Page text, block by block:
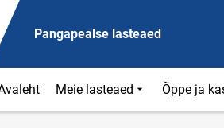
Pangapealse lasteaed
Meie lasteaed Õppe ja